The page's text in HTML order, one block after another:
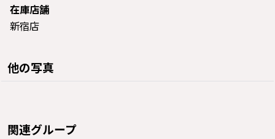
在庫店舗
新宿店
他の写真
関連グループ